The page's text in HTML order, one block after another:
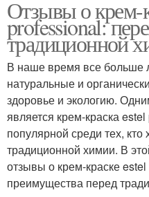
Отзывы о крем-
professional:
традиционной
В наше время все больше
натуральные и
здоровье и экологию.
является крем-краска
популярной среди тех, кто
традиционной химии. В
отзывы о крем-краске
преимущества перед